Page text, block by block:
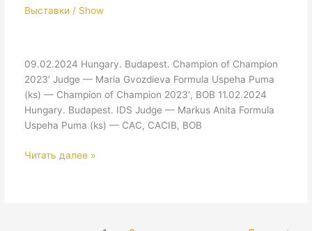
Выставки / Show
09.02.2024 Hungary. Budapest. Champion of Champion
2023′ Judge — Maria Gvozdieva Formula Uspeha Puma
(ks) — Champion of Champion 2023′, BOB 11.02.2024
Hungary. Budapest. IDS Judge — Markus Anita Formula
Uspeha Puma (ks) — CAC, CACIB, BOB
Hungary.
Читать далее »